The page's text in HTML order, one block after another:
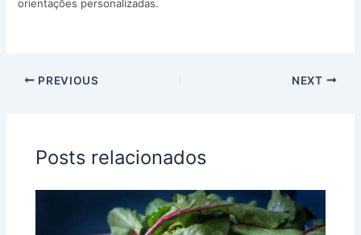
orientações personalizadas.
PREVIOUS NEXT
Posts relacionados